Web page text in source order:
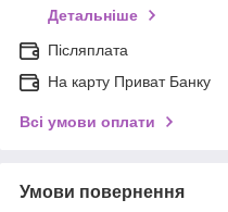
Детальніше
Післяплата
На карту Приват Банку
Всі умови оплати
Умови повернення